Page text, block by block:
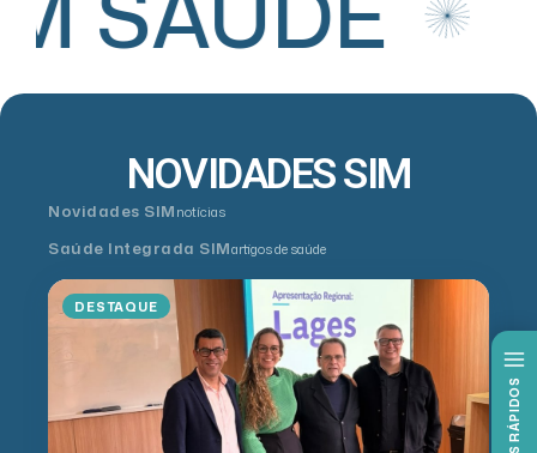
NOVIDADES SIM
Novidades SIM notícias
Saúde Integrada SIMartigos de saúde
DESTAQUE